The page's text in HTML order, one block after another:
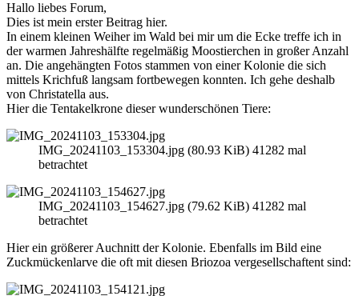
Hallo liebes Forum,
Dies ist mein erster Beitrag hier.
In einem kleinen Weiher im Wald bei mir um die Ecke treffe ich in
der warmen Jahreshälfte regelmäßig Moostierchen in großer Anzahl
an. Die angehängten Fotos stammen von einer Kolonie die sich
mittels Krichfuß langsam fortbewegen konnten. Ich gehe deshalb
von Christatella aus.
Hier die Tentakelkrone dieser wunderschönen Tiere:
IMG_20241103_153304.jpg (80.93 KiB) 41282 mal
betrachtet
IMG_20241103_154627.jpg (79.62 KiB) 41282 mal
betrachtet
Hier ein größerer Auchnitt der Kolonie. Ebenfalls im Bild eine
Zuckmückenlarve die oft mit diesen Briozoa vergesellschaftent sind: